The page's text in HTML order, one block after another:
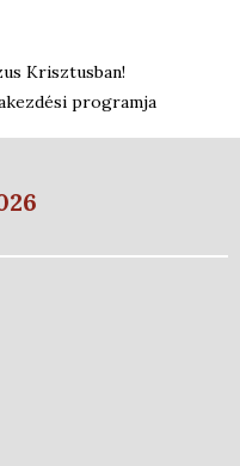
Krisztusban!
programja